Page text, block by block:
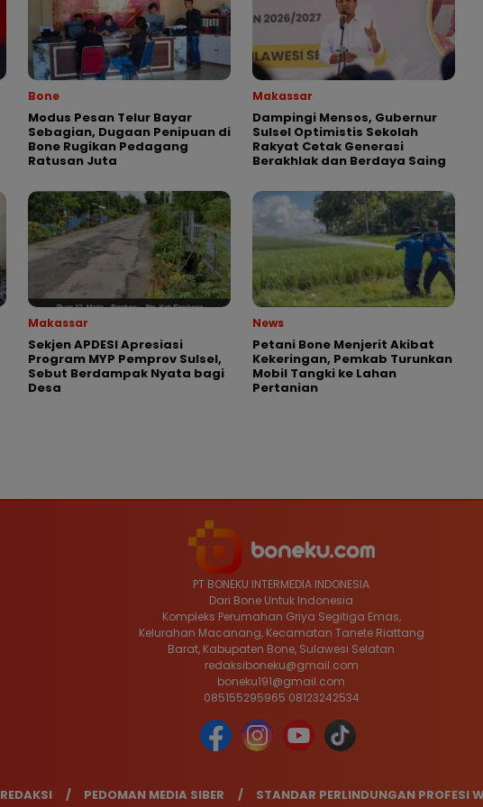
Bone
Modus Pesan Telur Bayar
Sebagian, Dugaan Penipuan di
Bone Rugikan Pedagang
Ratusan Juta
Makassar
Dampingi Mensos, Gubernur
Sulsel Optimistis Sekolah
Rakyat Cetak Generasi
Berakhlak dan Berdaya Saing
Makassar
Sekjen APDESI Apresiasi
Program MYP Pemprov Sulsel,
Sebut Berdampak Nyata bagi
Desa
News
Petani Bone Menjerit Akibat
Kekeringan, Pemkab Turunkan
Mobil Tangki ke Lahan
Pertanian
PT BONEKU INTERMEDIA INDONESIA
Dari Bone Untuk Indonesia
Kompleks Perumahan Griya Segitiga Emas,
Kelurahan Macanang, Kecamatan Tanete Riattang
Barat, Kabupaten Bone, Sulawesi Selatan
redaksiboneku@gmail.com
boneku191@gmail.com
085155295965 08123242534
REDAKSI PEDOMAN MEDIA SIBER STANDAR PERLINDUNGAN PROFESI